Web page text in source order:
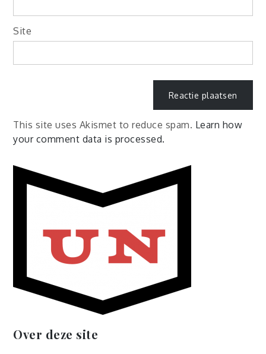
Site
This site uses Akismet to reduce spam. Learn how
your comment data is processed.
Over deze site